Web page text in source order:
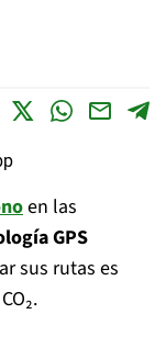
en las
GPS
sus rutas es